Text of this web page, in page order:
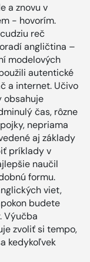
a znovu v
- hovorím.
reč
angličtina –
modelových
autentické
a internet. Učivo
obsahuje
čas, rôzne
nepriama
aj základy
príklady v
naučil
formu.
viet,
budete
Výučba
zvoliť si tempo,
kedykoľvek